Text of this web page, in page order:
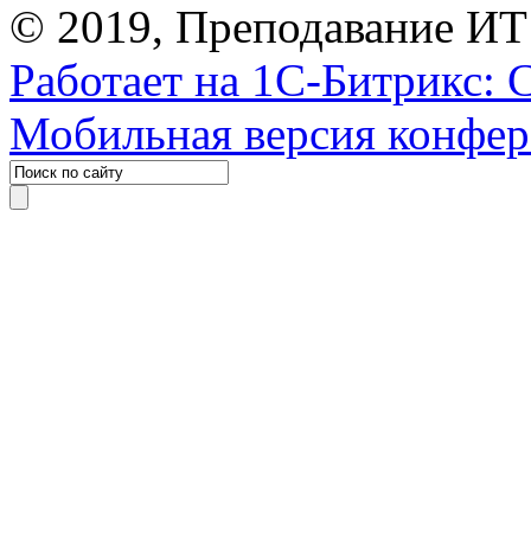
© 2019, Преподавание
Работает на 1С-Битрикс:
Мобильная версия